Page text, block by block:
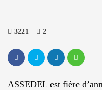
3221 2
ASSEDEL est fière